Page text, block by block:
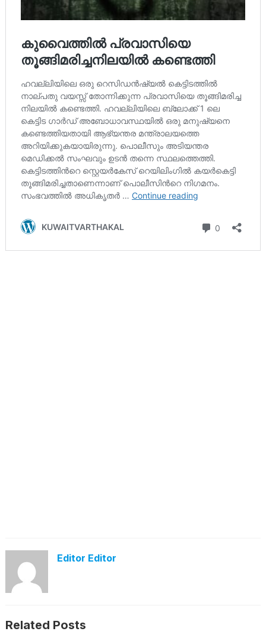
Editor Editor
Related Posts